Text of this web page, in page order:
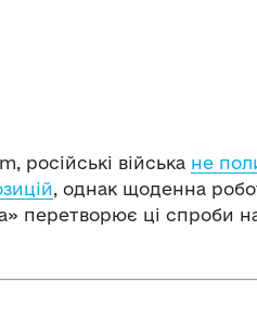
російські війська не
, однак щоденна
перетворює ці спроби